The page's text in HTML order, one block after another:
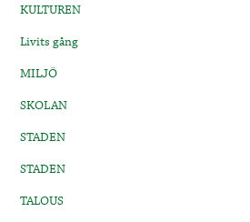
KULTUREN
Livits gång
MILJÖ
SKOLAN
STADEN
STADEN
TALOUS